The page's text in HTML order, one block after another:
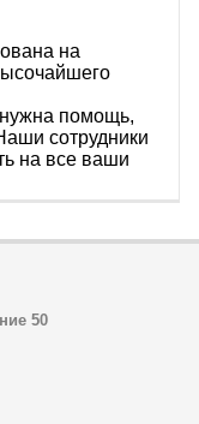
на
помощь,
сотрудники
на все ваши
50